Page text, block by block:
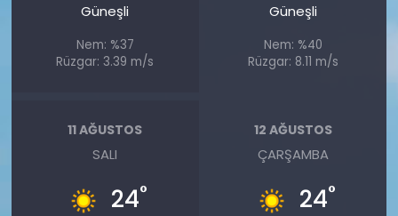
Güneşli
Nem: %37
Rüzgar: 3.39 m/s
Güneşli
Nem: %40
Rüzgar: 8.11 m/s
11 AĞUSTOS
SALI
24°
12 AĞUSTOS
ÇARŞAMBA
24°